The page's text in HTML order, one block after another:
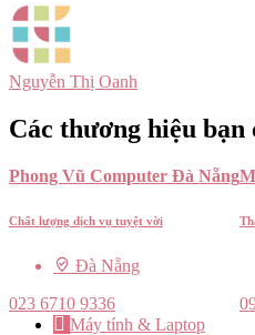
Nguyễn Thị Oanh
Các thương hiệu
Phong Vũ Computer Đà Nẵng
Chất lượng dịch vụ tuyệt vời
Đà Nẵng
023 6710 9336
Máy tính & Laptop